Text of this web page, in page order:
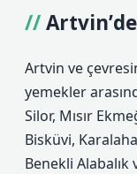
Artvin ve
yemekler
Silor, Mısır
Bisküvi,
Benekli Alabalık